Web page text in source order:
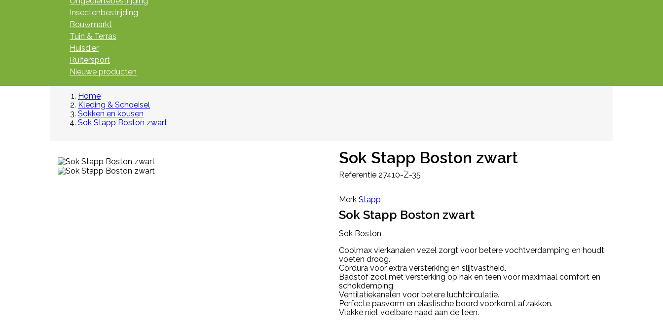
Insectenbestrijding
Bouwmarkt
Tuin & Terras
Huisdier
Ruitersport
Nieuwe producten
Home
Kleding & Schoeisel
Sokken en kousen
Sok Stapp Boston zwart
Sok Stapp Boston zwart
Referentie 27410-Z-35
Merk Stapp
Sok Stapp Boston zwart
Sok Boston.
Coolmax vierkanalen vezel zorgt voor betere vochtverdamping en houdt
voeten droog.
Cordura voor extra versterking en slijtvastheid.
Badstof zool met versterking op hak en teen voor maximaal comfort en
schokdemping.
Ventilatiekanalen voor betere luchtcirculatie.
Perfecte pasvorm en elastische boord voorkomt afzakken.
Vlakke niet voelbare naad aan de teen.